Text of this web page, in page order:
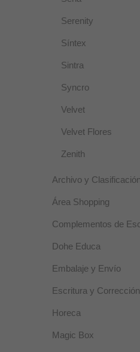
Serenity
Síntex
Sintra
Syncro
Velvet
Velvet Flores
Zenith
Archivo y Clasificación
Área Shopping
Complementos de
Dohe Educa
Embalaje y Envío
Escritura y Corrección
Horeca
Magic Box